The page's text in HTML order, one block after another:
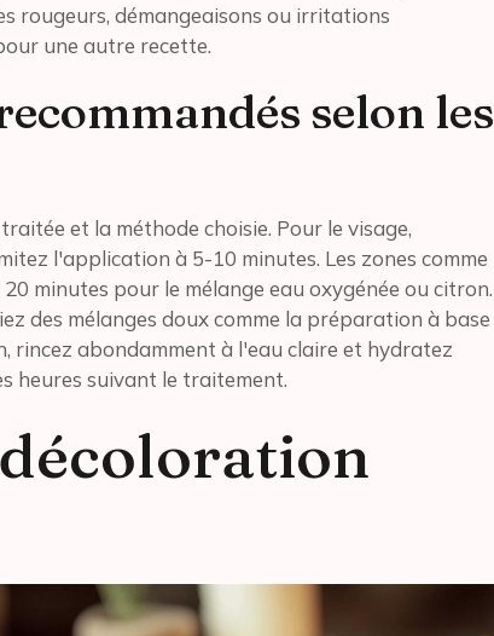
rougeurs, démangeaisons ou irritations
une autre recette.
selon les
et la méthode choisie. Pour le visage,
l'application à 5-10 minutes. Les zones comme
minutes pour le mélange eau oxygénée ou citron.
des mélanges doux comme la préparation à base
rincez abondamment à l'eau claire et hydratez
heures suivant le traitement.